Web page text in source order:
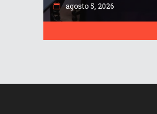
agosto 5, 2026